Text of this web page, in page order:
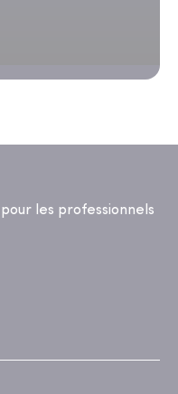
pour les professionnels